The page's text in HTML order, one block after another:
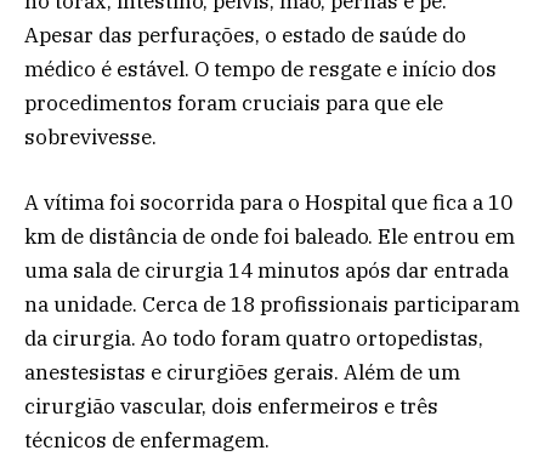
Apesar das perfurações, o estado de saúde do
médico é estável. O tempo de resgate e início dos
procedimentos foram cruciais para que ele
sobrevivesse.
A vítima foi socorrida para o Hospital que fica a 10
km de distância de onde foi baleado. Ele entrou em
uma sala de cirurgia 14 minutos após dar entrada
na unidade. Cerca de 18 profissionais participaram
da cirurgia. Ao todo foram quatro ortopedistas,
anestesistas e cirurgiões gerais. Além de um
cirurgião vascular, dois enfermeiros e três
técnicos de enfermagem.